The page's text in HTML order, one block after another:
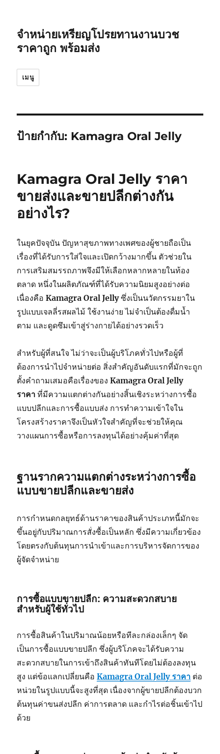
จำหน่ายเหรียญโปรยทานงานบวช
ราคาถูก พร้อมส่ง
เมนู
ป้ายกำกับ: Kamagra Oral Jelly
Kamagra Oral Jelly ราคา
ขายส่งและขายปลีกต่างกัน
อย่างไร?
ในยุคปัจจุบัน ปัญหาสุขภาพทางเพศของผู้ชายถือเป็น
เรื่องที่ได้รับการใส่ใจและเปิดกว้างมากขึ้น ตัวช่วยใน
การเสริมสมรรถภาพจึงมีให้เลือกหลากหลายในท้อง
ตลาด หนึ่งในผลิตภัณฑ์ที่ได้รับความนิยมสูงอย่างต่อ
เนื่องคือKamagra Oral Jellyซึ่งเป็นนวัตกรรมยาใน
รูปแบบเจลลี่รสผลไม้ ใช้งานง่าย ไม่จำเป็นต้องดื่มน้ำ
ตาม และดูดซึมเข้าสู่ร่างกายได้อย่างรวดเร็ว
สำหรับผู้ที่สนใจ ไม่ว่าจะเป็นผู้บริโภคทั่วไปหรือผู้ที่
ต้องการนำไปจำหน่ายต่อ สิ่งสำคัญอันดับแรกที่มักจะถูก
ตั้งคำถามเสมอคือเรื่องของKamagra Oral Jelly
ราคา ที่มีความแตกต่างกันอย่างสิ้นเชิงระหว่างการซื้อ
แบบปลีกและการซื้อแบบส่ง การทำความเข้าใจใน
โครงสร้างราคาจึงเป็นหัวใจสำคัญที่จะช่วยให้คุณ
วางแผนการซื้อหรือการลงทุนได้อย่างคุ้มค่าที่สุด
ฐานรากความแตกต่างระหว่างการซื้อ
แบบขายปลีกและขายส่ง
การกำหนดกลยุทธ์ด้านราคาของสินค้าประเภทนี้มักจะ
ขึ้นอยู่กับปริมาณการสั่งซื้อเป็นหลัก ซึ่งมีความเกี่ยวข้อง
โดยตรงกับต้นทุนการนำเข้าและการบริหารจัดการของ
ผู้จัดจำหน่าย
การซื้อแบบขายปลีก: ความสะดวกสบาย
สำหรับผู้ใช้ทั่วไป
การซื้อสินค้าในปริมาณน้อยหรือทีละกล่องเล็กๆ จัด
เป็นการซื้อแบบขายปลีก ซึ่งผู้บริโภคจะได้รับความ
สะดวกสบายในการเข้าถึงสินค้าทันทีโดยไม่ต้องลงทุน
สูง แต่ข้อแลกเปลี่ยนคือKamagra Oral Jelly ราคา ต่อ
หน่วยในรูปแบบนี้จะสูงที่สุด เนื่องจากผู้ขายปลีกต้องบวก
ต้นทุนค่าขนส่งปลีก ค่าการตลาด และกำไรต่อชิ้นเข้าไป
ด้วย